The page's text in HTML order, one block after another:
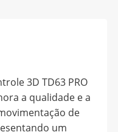
3D TD63 PRO
a qualidade e a
de
um